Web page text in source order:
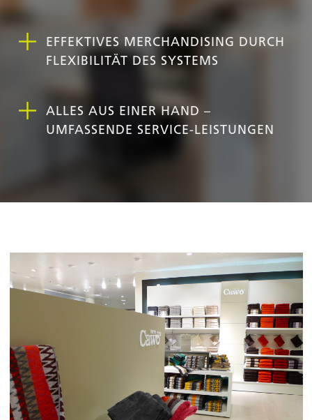
EFFEKTIVES MERCHANDISING DURCH
FLEXIBILITÄT DES SYSTEMS
ALLES AUS EINER HAND –
UMFASSENDE SERVICE-LEISTUNGEN